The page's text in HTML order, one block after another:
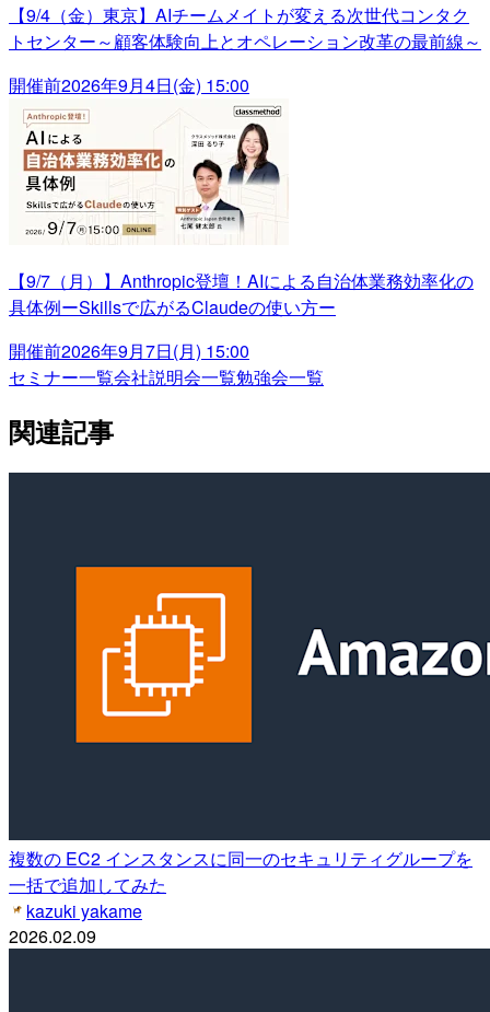
【9/4（金）東京】AIチームメイトが変える次世代コンタク
トセンター～顧客体験向上とオペレーション改革の最前線～
開催前2026年9月4日(金) 15:00
【9/7（月）】Anthropic登壇！AIによる自治体業務効率化の
具体例ーSkillsで広がるClaudeの使い方ー
開催前2026年9月7日(月) 15:00
セミナー一覧会社説明会一覧勉強会一覧
関連記事
複数の EC2 インスタンスに同一のセキュリティグループを
一括で追加してみた
kazuki yakame
2026.02.09